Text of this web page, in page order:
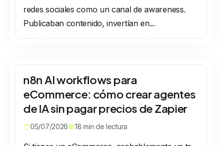
redes sociales como un canal de awareness.
Publicaban contenido, invertían en...
n8n AI workflows para
eCommerce: cómo crear agentes
de IA sin pagar precios de Zapier
05/07/2026 18 min de lectura